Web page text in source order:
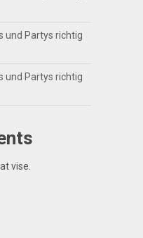
und Partys richtig
und Partys richtig
vise.